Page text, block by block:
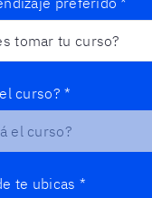
curso? *
te ubicas *